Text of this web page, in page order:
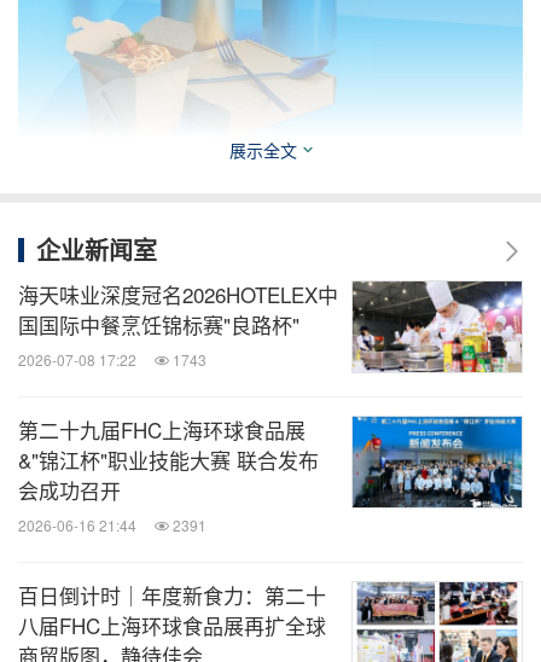
三、21国际展团：全球好货直供，轻松打造差异化选
品
21个国际展团带着350家国际展商入驻，带来世界各
好货，面对面沟通采购意向，降低对接成本和风险。
欧盟荣誉主宾（N3D31）：高端品质之选
作为本届展会的荣誉主宾，欧盟展团以"品味欧洲，
食尚百搭"为主题打造专属展馆，精选220余种高端产
展示全文
企业新闻室
海天味业深度冠名2026HOTELEX中
国国际中餐烹饪锦标赛"良路杯"
2026-07-08 17:22 1743
第二十九届FHC上海环球食品展
&"锦江杯"职业技能大赛 联合发布
会成功召开
2026-06-16 21:44 2391
百日倒计时｜年度新食力：第二十
八届FHC上海环球食品展再扩全球
商贸版图，静待佳会